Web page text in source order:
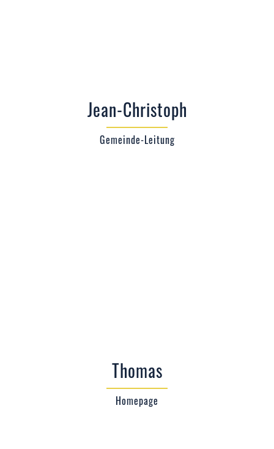
Jean-Christoph
Gemeinde-Leitung
Thomas
Homepage